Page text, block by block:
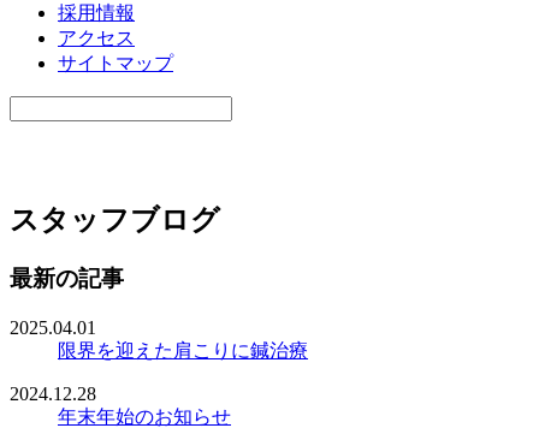
採用情報
アクセス
サイトマップ
スタッフブログ
最新の記事
2025.04.01
限界を迎えた肩こりに鍼治療
2024.12.28
年末年始のお知らせ